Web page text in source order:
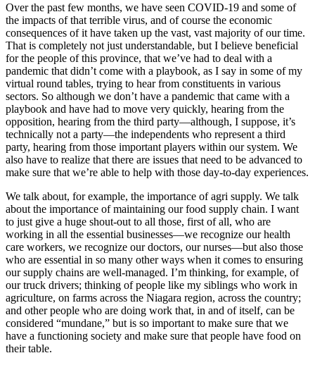
Over the past few months, we have seen COVID-19 and some of
the impacts of that terrible virus, and of course the economic
consequences of it have taken up the vast, vast majority of our time.
That is completely not just understandable, but I believe beneficial
for the people of this province, that we’ve had to deal with a
pandemic that didn’t come with a playbook, as I say in some of my
virtual round tables, trying to hear from constituents in various
sectors. So although we don’t have a pandemic that came with a
playbook and have had to move very quickly, hearing from the
opposition, hearing from the third party—although, I suppose, it’s
technically not a party—the independents who represent a third
party, hearing from those important players within our system. We
also have to realize that there are issues that need to be advanced to
make sure that we’re able to help with those day-to-day experiences.
We talk about, for example, the importance of agri supply. We talk
about the importance of maintaining our food supply chain. I want
to just give a huge shout-out to all those, first of all, who are
working in all the essential businesses—we recognize our health
care workers, we recognize our doctors, our nurses—but also those
who are essential in so many other ways when it comes to ensuring
our supply chains are well-managed. I’m thinking, for example, of
our truck drivers; thinking of people like my siblings who work in
agriculture, on farms across the Niagara region, across the country;
and other people who are doing work that, in and of itself, can be
considered “mundane,” but is so important to make sure that we
have a functioning society and make sure that people have food on
their table.